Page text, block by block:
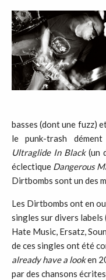
basses (dont une fuzz)
le punk-trash
Ultraglide In Black(un
éclectique Dangerous
Dirtbombs sont un des
Les Dirtbombs ont en
singles sur divers
Hate Music, Ersatz,
de ces singles ont été
already have a looken
par des chansons